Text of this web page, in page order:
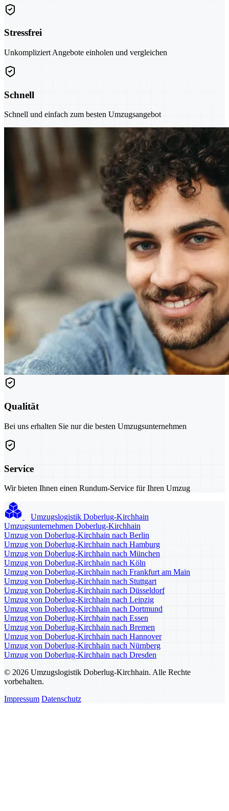
Stressfrei
Unkompliziert Angebote einholen und vergleichen
Schnell
Schnell und einfach zum besten Umzugsangebot
Qualität
Bei uns erhalten Sie nur die besten Umzugsunternehmen
Service
Wir bieten Ihnen einen Rundum-Service für Ihren Umzug
Umzugslogistik Doberlug-Kirchhain
Umzugsunternehmen Doberlug-Kirchhain
Umzug von Doberlug-Kirchhain nach Berlin
Umzug von Doberlug-Kirchhain nach Hamburg
Umzug von Doberlug-Kirchhain nach München
Umzug von Doberlug-Kirchhain nach Köln
Umzug von Doberlug-Kirchhain nach Frankfurt am Main
Umzug von Doberlug-Kirchhain nach Stuttgart
Umzug von Doberlug-Kirchhain nach Düsseldorf
Umzug von Doberlug-Kirchhain nach Leipzig
Umzug von Doberlug-Kirchhain nach Dortmund
Umzug von Doberlug-Kirchhain nach Essen
Umzug von Doberlug-Kirchhain nach Bremen
Umzug von Doberlug-Kirchhain nach Hannover
Umzug von Doberlug-Kirchhain nach Nürnberg
Umzug von Doberlug-Kirchhain nach Dresden
© 2026 Umzugslogistik Doberlug-Kirchhain. Alle Rechte
vorbehalten.
Impressum Datenschutz